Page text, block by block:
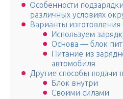
Особенности
различных условиях
Варианты изготовления
Используем
Основа — блок
Питание из
автомобиля
Другие способы подачи
Блок внутри
Своими силами